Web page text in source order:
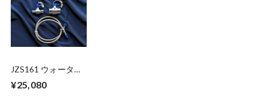
JZS161 ウォーター
¥25,080